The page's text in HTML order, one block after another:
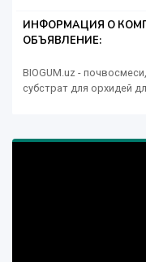
ИНФОРМАЦИЯ О
ОБЪЯВЛЕНИЕ:
BIOGUM.uz -
субстрат для орхидей